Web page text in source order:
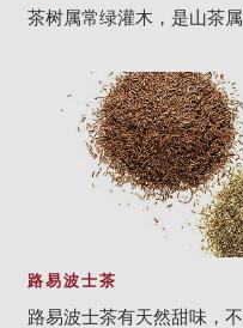
茶树属常绿灌木，是山茶
路易波士茶
路易波士茶有天然甜味，